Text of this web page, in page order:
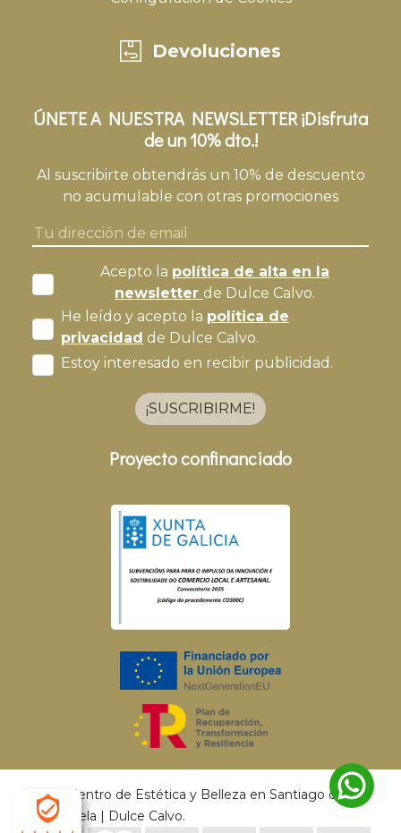
Devoluciones
ÚNETE A NUESTRA NEWSLETTER ¡Disfruta
de un 10% dto.!
Al suscribirte obtendrás un 10% de descuento
no acumulable con otras promociones
Acepto la política de alta en la
newsletter de Dulce Calvo.
He leído y acepto la política de
privacidad de Dulce Calvo.
Estoy interesado en recibir publicidad.
¡SUSCRIBIRME!
Proyecto confinanciado
© 2026 Centro de Estética y Belleza en Santiago de
Compostela | Dulce Calvo.